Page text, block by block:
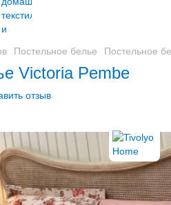
Постельное белье Постельное
Victoria Pembe
отзыв